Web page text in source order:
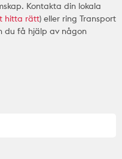
Kontakta din lokala
hitta rätt) eller ring Transport
du få hjälp av någon